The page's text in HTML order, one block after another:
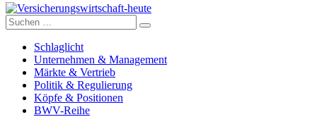
Versicherungswirtschaft-heute
Suche
nach:
Schlaglicht
Unternehmen & Management
Märkte & Vertrieb
Politik & Regulierung
Köpfe & Positionen
BWV-Reihe